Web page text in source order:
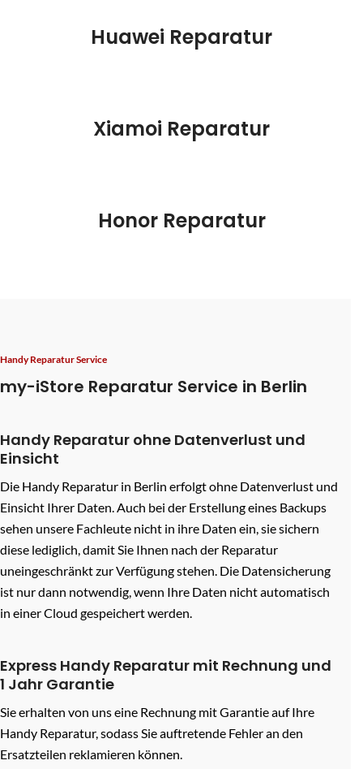
Huawei Reparatur
Xiamoi Reparatur
Honor Reparatur
Handy Reparatur Service
my-iStore Reparatur Service in Berlin
Handy Reparatur ohne Datenverlust und
Einsicht
Die Handy Reparatur in Berlin erfolgt ohne Datenverlust und
Einsicht Ihrer Daten. Auch bei der Erstellung eines Backups
sehen unsere Fachleute nicht in ihre Daten ein, sie sichern
diese lediglich, damit Sie Ihnen nach der Reparatur
uneingeschränkt zur Verfügung stehen. Die Datensicherung
ist nur dann notwendig, wenn Ihre Daten nicht automatisch
in einer Cloud gespeichert werden.
Express Handy Reparatur mit Rechnung und
1 Jahr Garantie
Sie erhalten von uns eine Rechnung mit Garantie auf Ihre
Handy Reparatur, sodass Sie auftretende Fehler an den
Ersatzteilen reklamieren können.